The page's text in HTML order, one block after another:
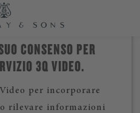
CONSENSO PER
3Q VIDEO.
per incorporare
rilevare informazioni